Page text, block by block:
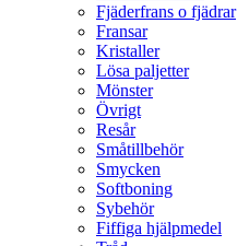
Fjäderfrans o fjädrar
Fransar
Kristaller
Lösa paljetter
Mönster
Övrigt
Resår
Småtillbehör
Smycken
Softboning
Sybehör
Fiffiga hjälpmedel